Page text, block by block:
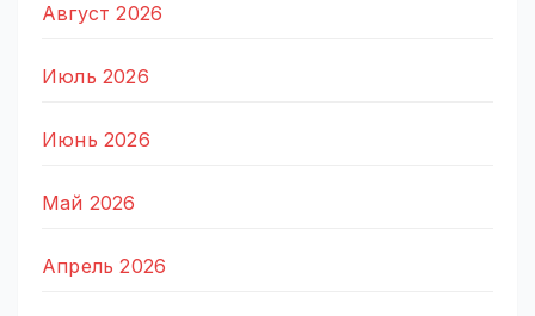
Август 2026
Июль 2026
Июнь 2026
Май 2026
Апрель 2026